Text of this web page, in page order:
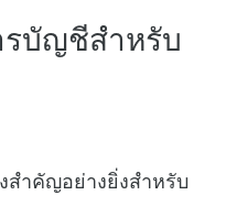
บัญชีสำหรับ
ำคัญอย่างยิ่งสำหรับ